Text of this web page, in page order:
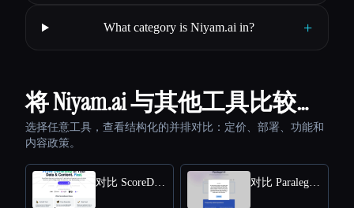
What category is Niyam.ai in? +
将 Niyam.ai 与其他工具比较…
选择任意工具，查看结构化的并排对比：定价、部署、功能和
内容政策。
对比 ScoreDetect 对比 Paralegal AI